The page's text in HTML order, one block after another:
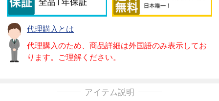
代理購入とは
代理購入のため、商品詳細は外国語のみ表示してお
ります。ご理解ください。
アイテム説明